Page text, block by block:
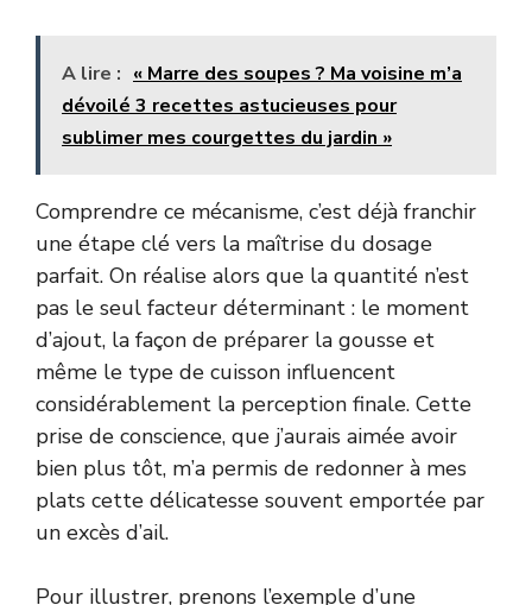
A lire : « Marre des soupes ? Ma voisine m’a
dévoilé 3 recettes astucieuses pour
sublimer mes courgettes du jardin »
Comprendre ce mécanisme, c’est déjà franchir
une étape clé vers la maîtrise du dosage
parfait. On réalise alors que la quantité n’est
pas le seul facteur déterminant : le moment
d’ajout, la façon de préparer la gousse et
même le type de cuisson influencent
considérablement la perception finale. Cette
prise de conscience, que j’aurais aimée avoir
bien plus tôt, m’a permis de redonner à mes
plats cette délicatesse souvent emportée par
un excès d’ail.
Pour illustrer, prenons l’exemple d’une